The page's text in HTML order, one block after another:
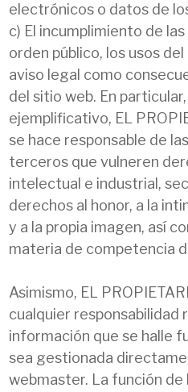
electrónicos o datos de
c) El incumplimiento de las
orden público, los usos
aviso legal como
del sitio web. En
ejemplificativo, EL
se hace responsable de
terceros que vulneren
intelectual e industrial,
derechos al honor, a la
y a la propia imagen, así
materia de competencia
Asimismo, EL
cualquier responsabilidad
información que se halle
sea gestionada
webmaster. La función de